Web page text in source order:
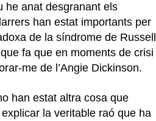
he anat desgranant els
han estat importants per
de la síndrome de Russell
fa que en moments de crisi
me de l’Angie Dickinson.
han estat altra cosa que
la veritable raó que ha